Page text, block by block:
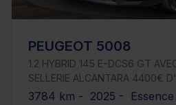
PEUGEOT 5008
1.2 HYBRID 145 E-DCS6 GT
SELLERIE ALCANTARA 4400€
3784 km - 2025 -